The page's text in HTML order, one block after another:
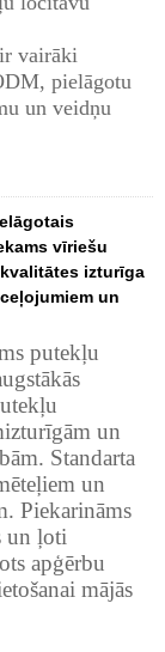
vairāki
pielāgotu
un veidņu
vīriešu
izturīga
un
putekļu
un
Standarta
un
Piekarināms
un ļoti
apģērbu
mājās